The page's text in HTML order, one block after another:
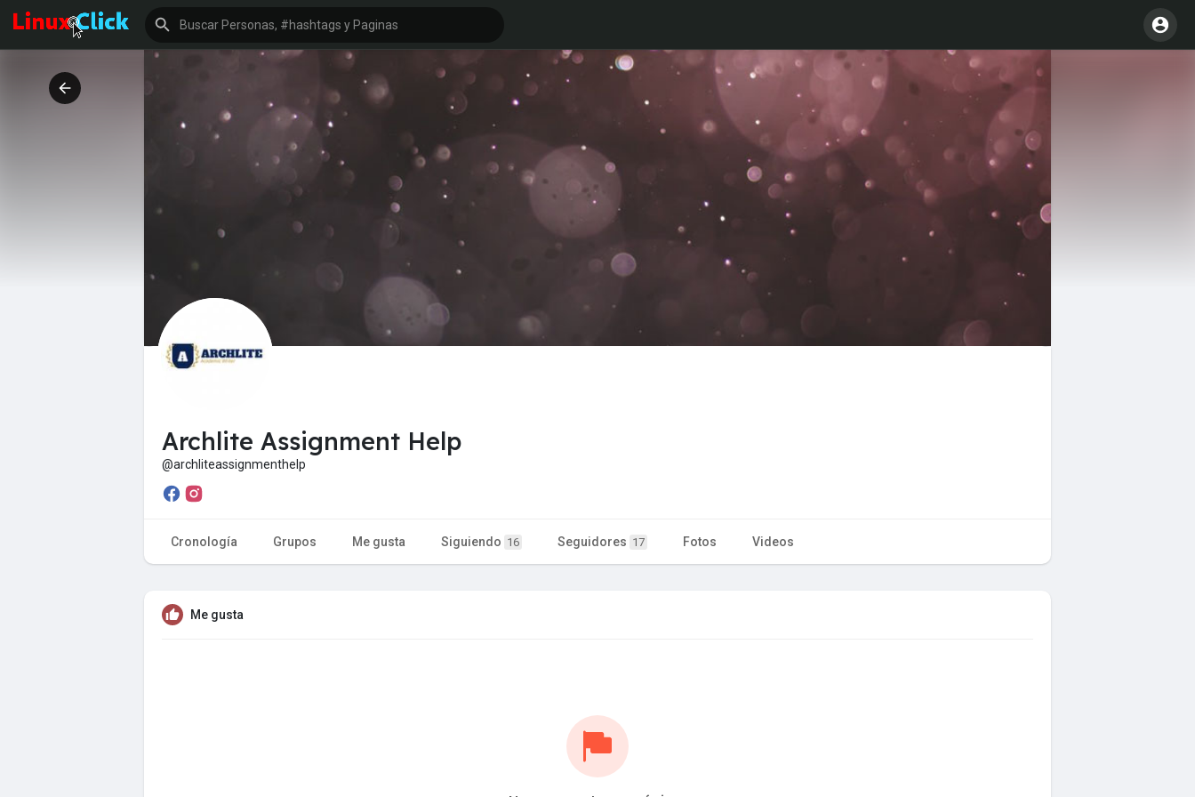
Archlite Assignment Help
@archliteassignmenthelp
Cronología Grupos Me gusta Siguiendo 16 Seguidores 17 Fotos Videos
Me gusta